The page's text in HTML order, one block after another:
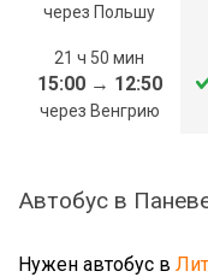
через Польшу
21 ч 50 мин
15:00→ 12:50
через Венгрию
Автобус в
Нужен автобус в